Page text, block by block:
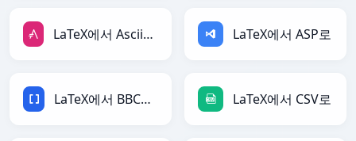
LaTeX에서 AsciiDoc로 LaTeX에서 ASP로
LaTeX에서 BBCode로 LaTeX에서 CSV로